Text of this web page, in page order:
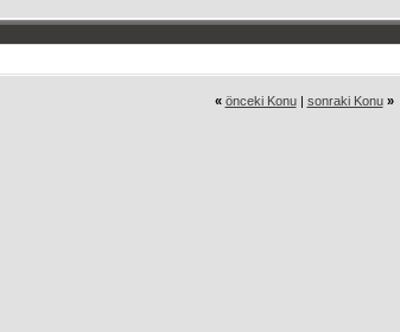
« önceki Konu| sonraki Konu »